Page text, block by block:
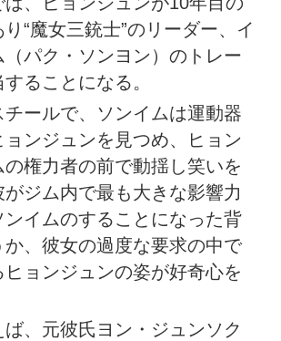
“魔女三銃士”のリーダー、イ
（パク・ソンヨン）のトレー
ることになる。
ールで、ソンイムは運動器
ンジュンを見つめ、ヒョン
の権力者の前で動揺し笑いを
ジム内で最も大きな影響力
ンイムのすることになった背
、彼女の過度な要求の中で
ョンジュンの姿が好奇心を
、元彼氏ヨン・ジュンソク